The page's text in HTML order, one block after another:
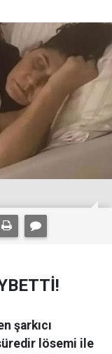
şarkıcı
lösemi ile